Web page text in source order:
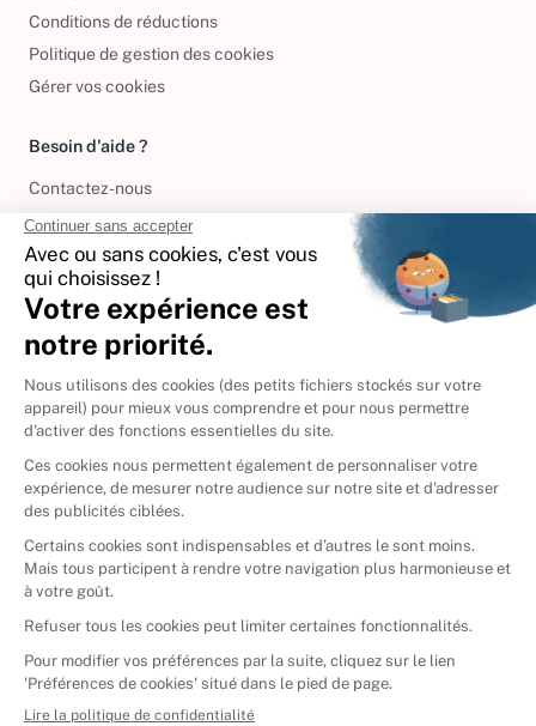
Conditions de réductions
Politique de gestion des cookies
Gérer vos cookies
Besoin d'aide ?
Contactez-nous
International
🇪🇸Espagne
🇮🇹Italie
Donner vos livres